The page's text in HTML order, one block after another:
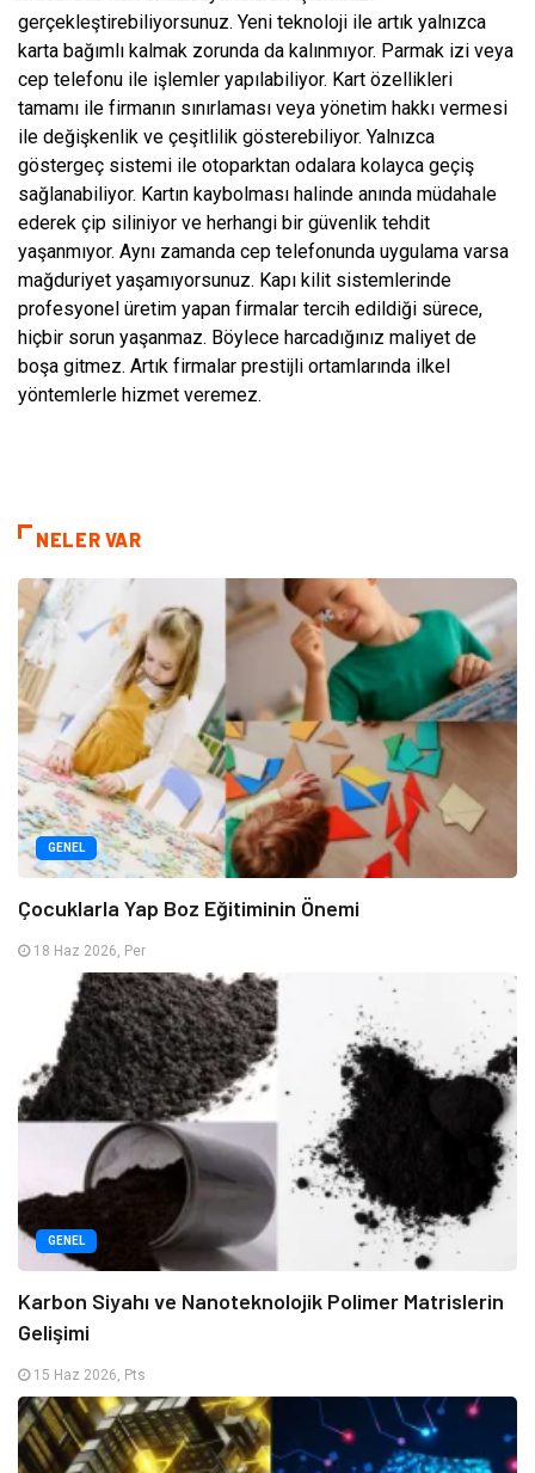
gerçekleştirebiliyorsunuz. Yeni teknoloji ile artık yalnızca
karta bağımlı kalmak zorunda da kalınmıyor. Parmak izi veya
cep telefonu ile işlemler yapılabiliyor. Kart özellikleri
tamamı ile firmanın sınırlaması veya yönetim hakkı vermesi
ile değişkenlik ve çeşitlilik gösterebiliyor. Yalnızca
göstergeç sistemi ile otoparktan odalara kolayca geçiş
sağlanabiliyor. Kartın kaybolması halinde anında müdahale
ederek çip siliniyor ve herhangi bir güvenlik tehdit
yaşanmıyor. Aynı zamanda cep telefonunda uygulama varsa
mağduriyet yaşamıyorsunuz. Kapı kilit sistemlerinde
profesyonel üretim yapan firmalar tercih edildiği sürece,
hiçbir sorun yaşanmaz. Böylece harcadığınız maliyet de
boşa gitmez. Artık firmalar prestijli ortamlarında ilkel
yöntemlerle hizmet veremez.
NELER VAR
GENEL
Çocuklarla Yap Boz Eğitiminin Önemi
18 Haz 2026, Per
GENEL
Karbon Siyahı ve Nanoteknolojik Polimer Matrislerin
Gelişimi
15 Haz 2026, Pts